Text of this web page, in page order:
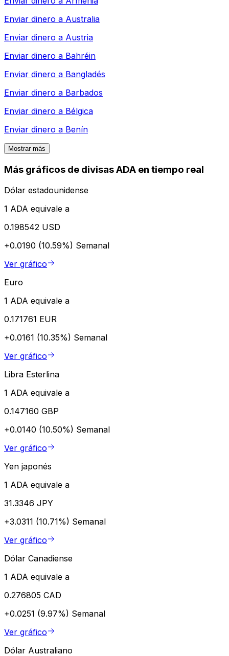
Enviar dinero a Australia
Enviar dinero a Austria
Enviar dinero a Bahréin
Enviar dinero a Bangladés
Enviar dinero a Barbados
Enviar dinero a Bélgica
Enviar dinero a Benín
Mostrar más
Más gráficos de divisas ADA en tiempo real
Dólar estadounidense
1 ADA equivale a
0.198542 USD
+0.0190 (10.59%) Semanal
Ver gráfico
Euro
1 ADA equivale a
0.171761 EUR
+0.0161 (10.35%) Semanal
Ver gráfico
Libra Esterlina
1 ADA equivale a
0.147160 GBP
+0.0140 (10.50%) Semanal
Ver gráfico
Yen japonés
1 ADA equivale a
31.3346 JPY
+3.0311 (10.71%) Semanal
Ver gráfico
Dólar Canadiense
1 ADA equivale a
0.276805 CAD
+0.0251 (9.97%) Semanal
Ver gráfico
Dólar Australiano